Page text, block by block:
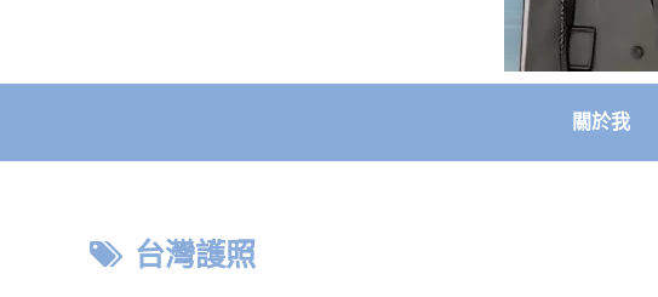
關於我
台灣護照